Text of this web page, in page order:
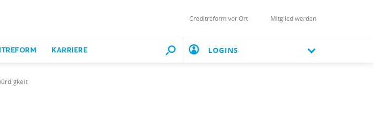
Creditreform vor Ort Mitglied werden
KARRIERE LOGINS